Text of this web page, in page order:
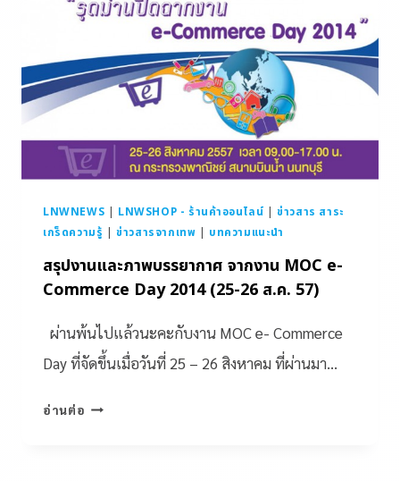
LNWNEWS | LNWSHOP - ร้านค้าออนไลน์ |ข่าวสาร สาระ
เกร็ดความรู้ |ข่าวสารจากเทพ | บทความแนะนำ
สรุปงานและภาพบรรยากาศ จากงาน MOC e-
Commerce Day 2014 (25-26 ส.ค. 57)
ผ่านพ้นไปแล้วนะคะกับงาน MOC e- Commerce
Day ที่จัดขึ้นเมื่อวันที่ 25 – 26 สิงหาคม ที่ผ่านมา…
อ่านต่อ